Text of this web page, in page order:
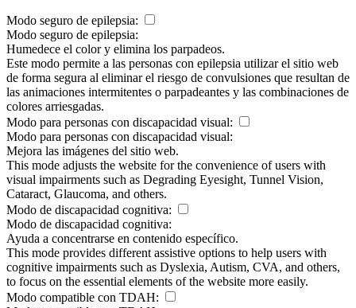
Modo seguro de epilepsia:
Modo seguro de epilepsia:
Humedece el color y elimina los parpadeos.
Este modo permite a las personas con epilepsia utilizar el sitio web
de forma segura al eliminar el riesgo de convulsiones que resultan de
las animaciones intermitentes o parpadeantes y las combinaciones de
colores arriesgadas.
Modo para personas con discapacidad visual:
Modo para personas con discapacidad visual:
Mejora las imágenes del sitio web.
This mode adjusts the website for the convenience of users with
visual impairments such as Degrading Eyesight, Tunnel Vision,
Cataract, Glaucoma, and others.
Modo de discapacidad cognitiva:
Modo de discapacidad cognitiva:
Ayuda a concentrarse en contenido específico.
This mode provides different assistive options to help users with
cognitive impairments such as Dyslexia, Autism, CVA, and others,
to focus on the essential elements of the website more easily.
Modo compatible con TDAH: